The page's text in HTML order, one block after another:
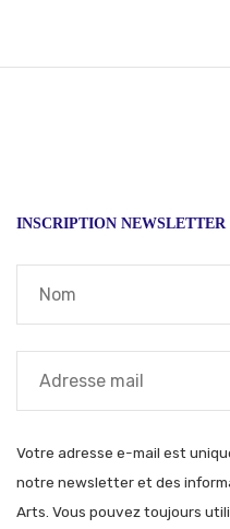
INSCRIPTION NEWSLETTER
Votre adresse e-mail est
notre newsletter et des
Arts. Vous pouvez toujours